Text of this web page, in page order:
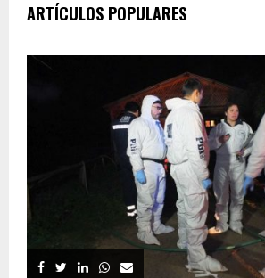
ARTÍCULOS POPULARES